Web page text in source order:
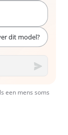
dit model?
een mens soms